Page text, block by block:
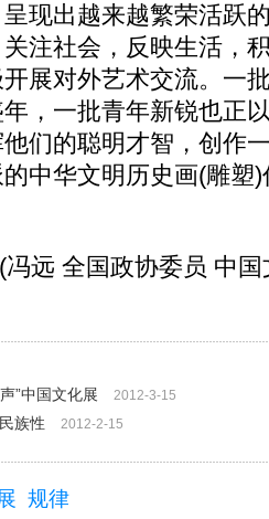
现出越来越繁荣活跃
注社会，反映生活，
展对外艺术交流。一
，一批青年新锐也正
们的聪明才智，创作
中华文明历史画(雕塑
远 全国政协委员 中国
”中国文化展
2012-3-15
族性 2012-2-15
规律